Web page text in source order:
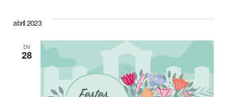
una
data.
abril 2023
DV
28